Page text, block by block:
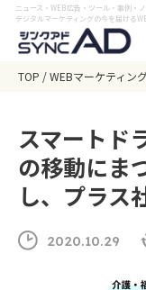
ニュース・WEB広告・ツール・事例・
デジタルマーケティングの今を届ける
TOP WEBマーケティン
スマートド
の移動にま
し、プラス
2020.10.29